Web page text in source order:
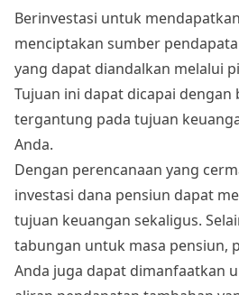
Berinvestasi untuk
menciptakan sumber
yang dapat diandalkan melalui
Tujuan ini dapat dicapai dengan
tergantung pada tujuan
Anda.
Dengan perencanaan yang
investasi dana pensiun dapat
tujuan keuangan sekaligus.
tabungan untuk masa pensiun,
Anda juga dapat dimanfaatkan